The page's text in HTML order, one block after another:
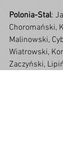
Polonia-Stal:
Choromański,
Malinowski,
Wiatrowski,
Zaczyński,